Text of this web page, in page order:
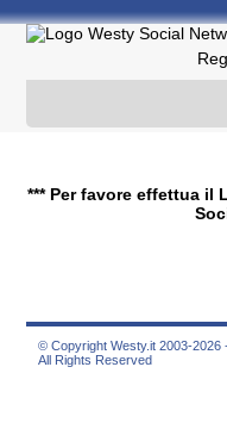
*** Per favore effettua il
© Copyright Westy.it 2003-2026
All Rights Reserved